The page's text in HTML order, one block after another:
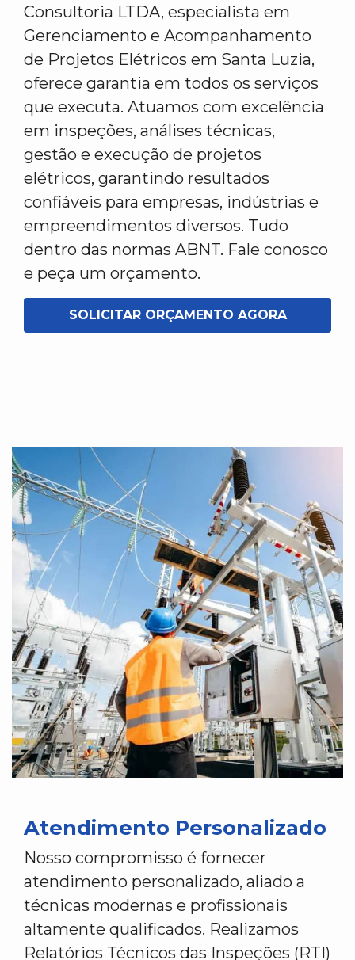
Consultoria LTDA, especialista em
Gerenciamento e Acompanhamento
de Projetos Elétricos em Santa Luzia,
oferece garantia em todos os serviços
que executa. Atuamos com excelência
em inspeções, análises técnicas,
gestão e execução de projetos
elétricos, garantindo resultados
confiáveis para empresas, indústrias e
empreendimentos diversos. Tudo
dentro das normas ABNT. Fale conosco
e peça um orçamento.
SOLICITAR ORÇAMENTO AGORA
Atendimento Personalizado
Nosso compromisso é fornecer
atendimento personalizado, aliado a
técnicas modernas e profissionais
altamente qualificados. Realizamos
Relatórios Técnicos das Inspeções (RTI)